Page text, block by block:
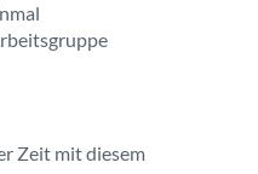
Zeit mit diesem